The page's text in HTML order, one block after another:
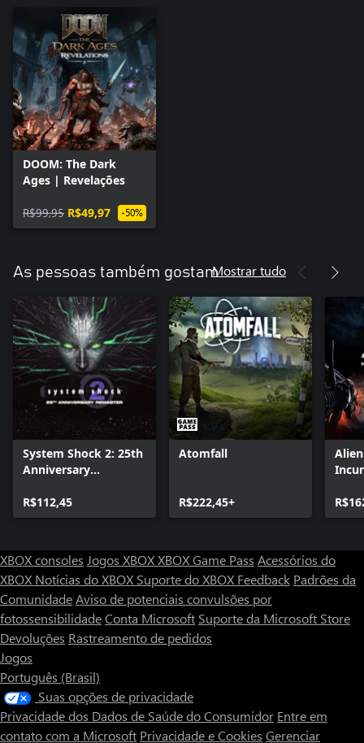
DOOM: The Dark
Ages | Revelações
R$99,95 R$49,97 -50%
As pessoas também gostamMostrar tudo
System Shock 2: 25th
Anniversary
R$112,45
Atomfall
R$222,45+
XBOX consoles Jogos XBOXXBOX Game Pass Acessórios do
XBOX Notícias do XBOX Suporte do XBOX Feedback Padrões da
ComunidadeAviso de potenciais convulsões por
fotossensibilidadeConta Microsoft Suporte da Microsoft Store
Devoluções Rastreamento de pedidos
Jogos
Português (Brasil)
Suas opções de privacidade
Privacidade dos Dados de Saúde do Consumidor Entre em
contato com a Microsoft Privacidade e Cookies Gerenciar